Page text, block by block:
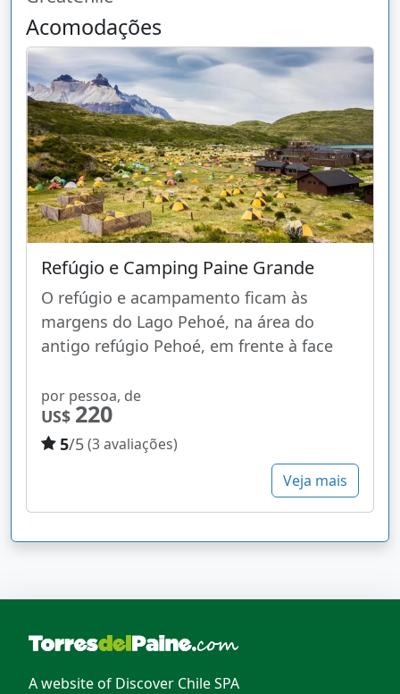
Acomodações
Refúgio e Camping Paine Grande
O refúgio e acampamento ficam às
margens do Lago Pehoé, na área do
antigo refúgio Pehoé, em frente à face
por pessoa, de
US$ 220
5/5(3 avaliações)
Veja mais
A website of Discover Chile SPA